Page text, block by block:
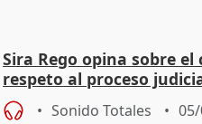
Sira Rego opina sobre
respeto al proceso
Sonido Totales